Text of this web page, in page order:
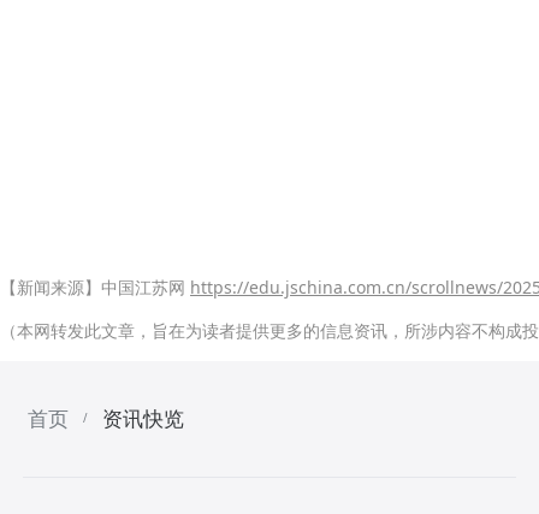
【新闻来源】中国江苏网 https://edu.jschina.com.cn/scrollnews/
（本网转发此文章，旨在为读者提供更多的信息资讯，所涉内容不构
首页 / 资讯快览